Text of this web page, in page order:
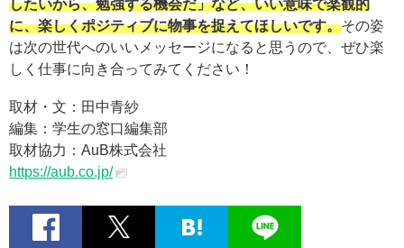
したいから、勉強する機会だ」など、いい意味で楽観的
に、楽しくポジティブに物事を捉えてほしいです。その姿
は次の世代へのいいメッセージになると思うので、ぜひ楽
しく仕事に向き合ってみてください！
取材・文：田中青紗
編集：学生の窓口編集部
取材協力：AuB株式会社
https://aub.co.jp/